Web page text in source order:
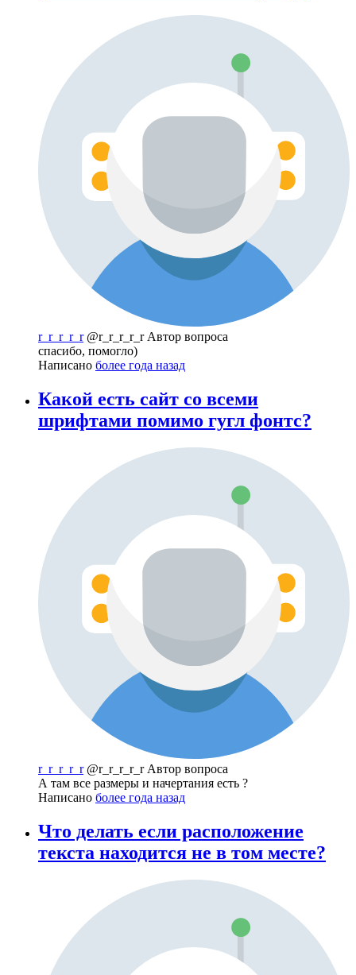
r_r_r_r_r @r_r_r_r_rАвтор вопроса
спасибо, помогло)
Написано более года назад
Какой есть сайт со всеми
шрифтами помимо гугл фонтс?
r_r_r_r_r @r_r_r_r_r Автор вопроса
А там все размеры и начертания есть ?
Написано более года назад
Что делать если расположение
текста находится не в том месте?